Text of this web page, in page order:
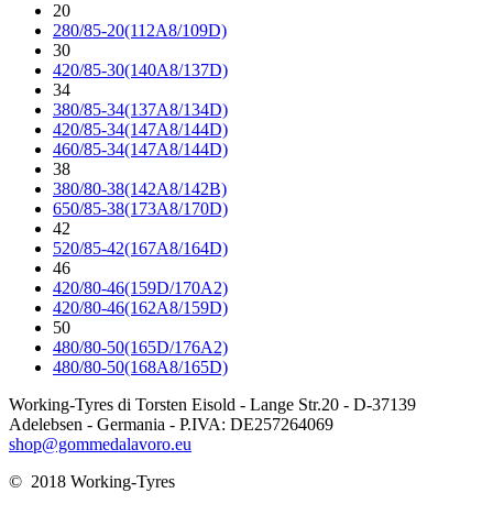
20
280/85-20(112A8/109D)
30
420/85-30(140A8/137D)
34
380/85-34(137A8/134D)
420/85-34(147A8/144D)
460/85-34(147A8/144D)
38
380/80-38(142A8/142B)
650/85-38(173A8/170D)
42
520/85-42(167A8/164D)
46
420/80-46(159D/170A2)
420/80-46(162A8/159D)
50
480/80-50(165D/176A2)
480/80-50(168A8/165D)
Working-Tyres di Torsten Eisold - Lange Str.20 - D-37139
Adelebsen - Germania - P.IVA: DE257264069
shop@gommedalavoro.eu
© 2018 Working-Tyres